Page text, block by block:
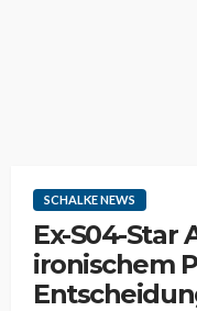
SCHALKE NEWS
Ex-S04-Star
ironischem